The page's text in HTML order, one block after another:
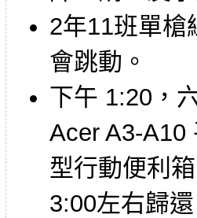
2年11班單槍
會跳動。
下午 1:20，
Acer A3-A10
型行動便利
3:00左右歸